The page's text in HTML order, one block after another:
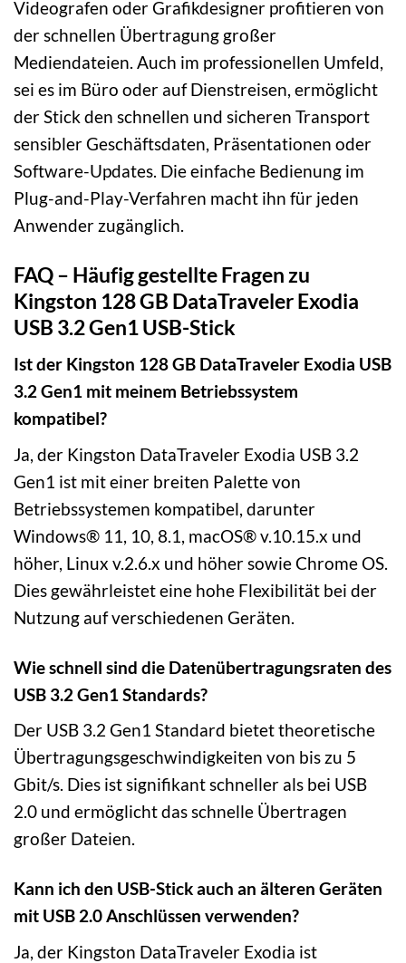
Videografen oder Grafikdesigner profitieren von
der schnellen Übertragung großer
Mediendateien. Auch im professionellen Umfeld,
sei es im Büro oder auf Dienstreisen, ermöglicht
der Stick den schnellen und sicheren Transport
sensibler Geschäftsdaten, Präsentationen oder
Software-Updates. Die einfache Bedienung im
Plug-and-Play-Verfahren macht ihn für jeden
Anwender zugänglich.
FAQ – Häufig gestellte Fragen zu
Kingston 128 GB DataTraveler Exodia
USB 3.2 Gen1 USB-Stick
Ist der Kingston 128 GB DataTraveler Exodia USB
3.2 Gen1 mit meinem Betriebssystem
kompatibel?
Ja, der Kingston DataTraveler Exodia USB 3.2
Gen1 ist mit einer breiten Palette von
Betriebssystemen kompatibel, darunter
Windows® 11, 10, 8.1, macOS® v.10.15.x und
höher, Linux v.2.6.x und höher sowie Chrome OS.
Dies gewährleistet eine hohe Flexibilität bei der
Nutzung auf verschiedenen Geräten.
Wie schnell sind die Datenübertragungsraten des
USB 3.2 Gen1 Standards?
Der USB 3.2 Gen1 Standard bietet theoretische
Übertragungsgeschwindigkeiten von bis zu 5
Gbit/s. Dies ist signifikant schneller als bei USB
2.0 und ermöglicht das schnelle Übertragen
großer Dateien.
Kann ich den USB-Stick auch an älteren Geräten
mit USB 2.0 Anschlüssen verwenden?
Ja, der Kingston DataTraveler Exodia ist